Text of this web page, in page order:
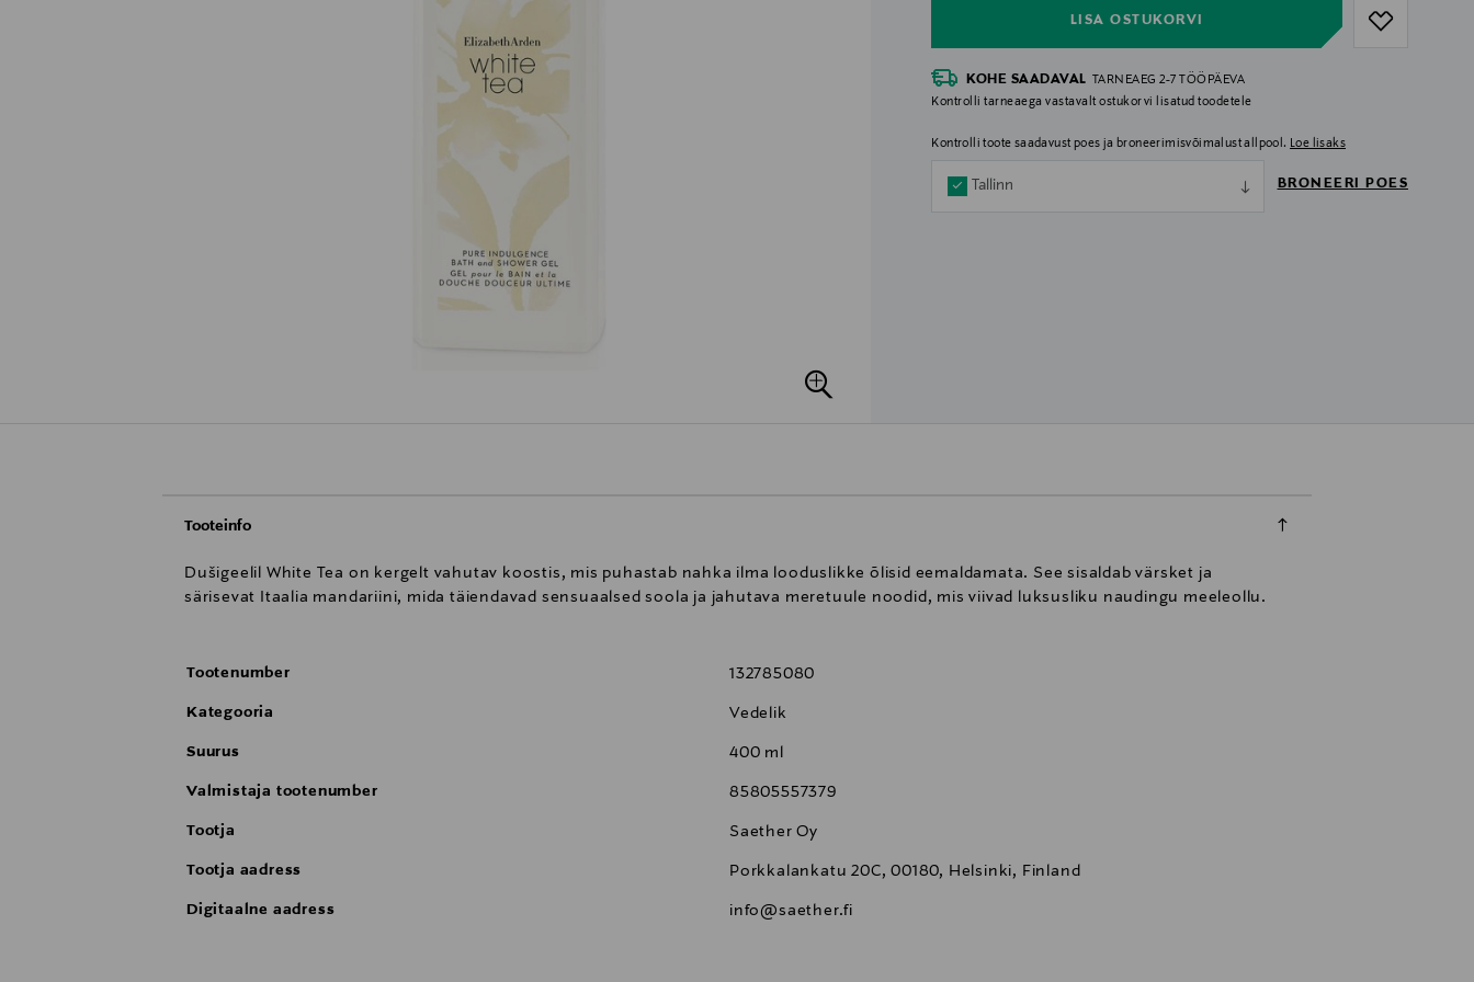
LISA OSTUKORVI
KOHE SAADAVAL TARNEAEG 2-7 TÖÖPÄEVA
Kontrolli tarneaega vastavalt ostukorvi lisatud toodetele
Kontrolli toote saadavust poes ja broneerimisvõimalust allpool. Loe lisaks
Tallinn BRONEERI POES
Tooteinfo
Dušigeelil White Tea on kergelt vahutav koostis, mis puhastab nahka ilma looduslikke õlisid eemaldamata. See sisaldab värsket ja
särisevat Itaalia mandariini, mida täiendavad sensuaalsed soola ja jahutava meretuule noodid, mis viivad luksusliku naudingu meeleollu.
Tootenumber 132785080
Kategooria Vedelik
Suurus 400 ml
Valmistaja tootenumber 85805557379
Tootja Saether Oy
Tootja aadress Porkkalankatu 20C, 00180, Helsinki, Finland
Digitaalne aadress info@saether.fi